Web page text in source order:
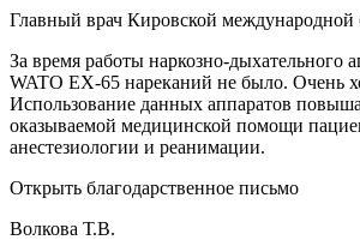
Главный врач Кировской
За время работы наркозно-дыхательного
WATO EX-65 нареканий не было. Очень
Использование данных аппаратов
оказываемой медицинской помощи
анестезиологии и реанимации.
Открыть благодарственное письмо
Волкова Т.В.